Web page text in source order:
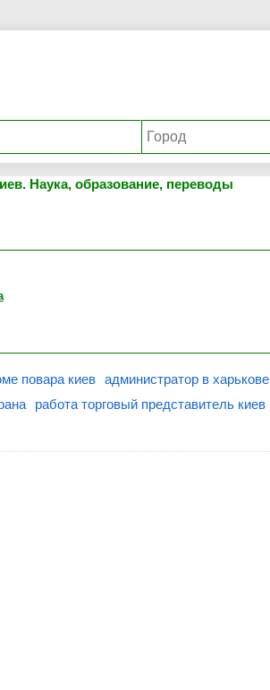
Наука, образование, переводы
повара киев администратор в харькове
работа торговый представитель киев